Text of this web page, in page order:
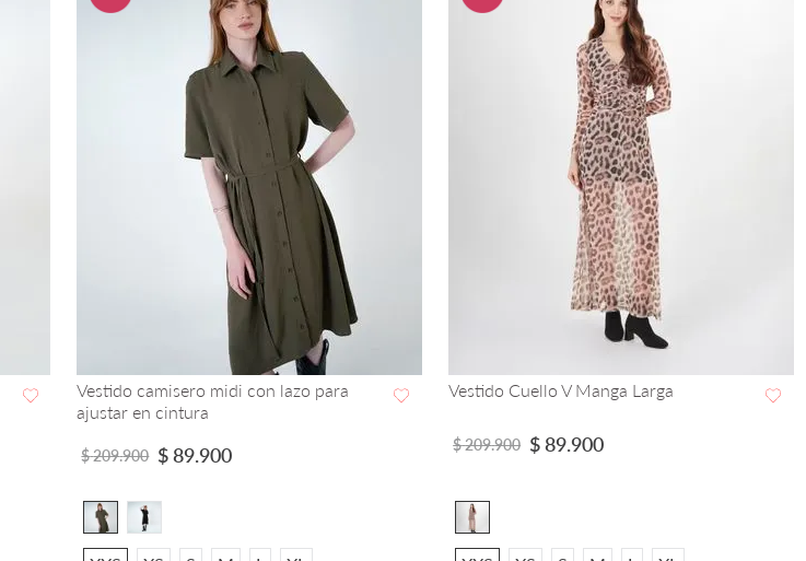
Vestido camisero midi con lazo para
ajustar en cintura
$209.900 $89.900
VISTA RAPIDA
Vestido Cuello V Manga Larga
$209.900 $89.900